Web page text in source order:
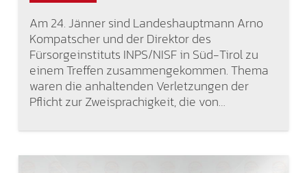
Am 24. Jänner sind Landeshauptmann Arno
Kompatscher und der Direktor des
Fürsorgeinstituts INPS/NISF in Süd-Tirol zu
einem Treffen zusammengekommen. Thema
waren die anhaltenden Verletzungen der
Pflicht zur Zweisprachigkeit, die von…